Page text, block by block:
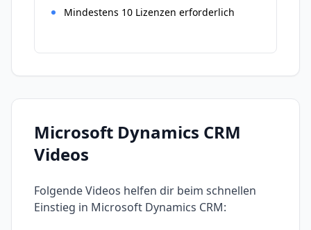
Mindestens 10 Lizenzen erforderlich
Microsoft Dynamics CRM
Videos
Folgende Videos helfen dir beim schnellen
Einstieg in Microsoft Dynamics CRM: